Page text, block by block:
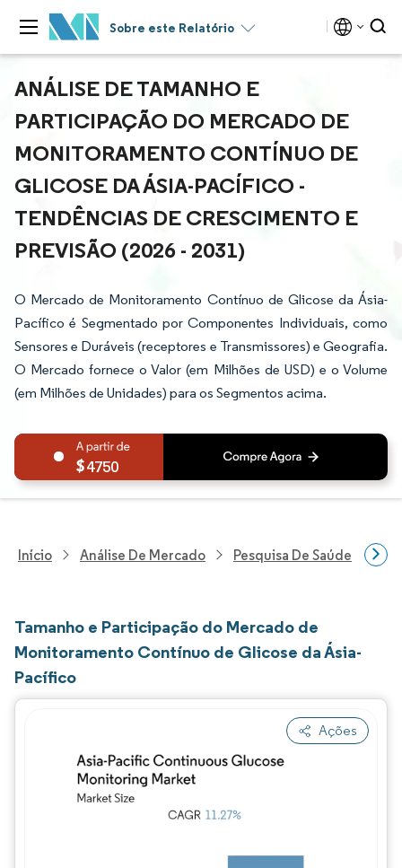
Sobre este Relatório
ANÁLISE DE TAMANHO E
PARTICIPAÇÃO DO MERCADO DE
MONITORAMENTO CONTÍNUO DE
GLICOSE DA ÁSIA-PACÍFICO -
TENDÊNCIAS DE CRESCIMENTO E
PREVISÃO (2026 - 2031)
O Mercado de Monitoramento Contínuo de Glicose da Ásia-
Pacífico é Segmentado por Componentes Individuais, como
Sensores e Duráveis (receptores e Transmissores) e Geografia.
O Mercado fornece o Valor (em Milhões de USD) e o Volume
(em Milhões de Unidades) para os Segmentos acima.
4750
Início Análise De Mercado Pesquisa De Saúde
Tamanho e Participação do Mercado de
Monitoramento Contínuo de Glicose da Ásia-
Pacífico
Ações